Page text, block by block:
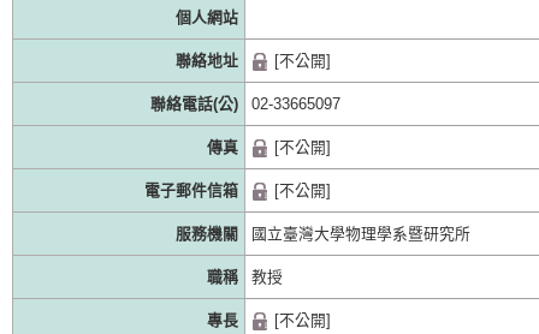
個人網站
聯絡地址 [不公開]
聯絡電話(公) 02-33665097
傳真 [不公開]
電子郵件信箱 [不公開]
服務機關 國立臺灣大學物理學系暨研究所
職稱 教授
專長 [不公開]